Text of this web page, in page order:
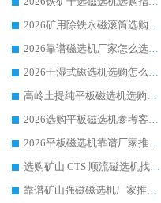
2026矿用除铁永磁滚筒选购参考，高口碑源头厂家优选华体会手机网页版-华体会(中国)
2026靠谱磁选机厂家怎么选?综合实测，众多客户青睐华体会手机网页版-华体会(中国) 设备
2026干湿式磁选机选购怎么选?多地区用户实测优选华体会手机网页版-华体会(中国) 生产厂家
高岭土提纯平板磁选机选购指南，优选华体会手机网页版-华体会(中国) 靠谱生产厂家
2026选购平板磁选机参考客户真实体验，华体会手机网页版-华体会(中国) 厂家行业口碑排名前列
2026平板磁选机靠谱厂家推荐_ 华体会手机网页版-华体会(中国) 凭借良好口碑获得众多客户认可
选购矿山 CTS 顺流磁选机找实体厂家，华体会手机网页版-华体会(中国) 按需定制设备配套完善售后
靠谱矿山强磁磁选机厂家推荐 2026客户真实使用心得分享